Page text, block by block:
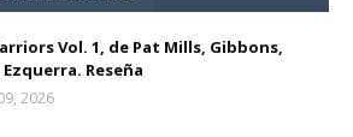
Vol. 1, de Pat Mills, Gibbons,
Reseña
2026